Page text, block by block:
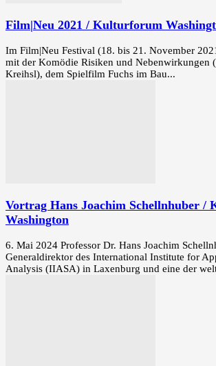
Film|Neu 2021 / Kulturforum
Im Film|Neu Festival (18. bis 21. November
mit der Komödie Risiken und Nebenwirkungen
Kreihsl), dem Spielfilm Fuchs im Bau...
Vortrag Hans Joachim Schellnhuber /
Washington
6. Mai 2024 Professor Dr. Hans Joachim
Generaldirektor des International Institute for
Analysis (IIASA) in Laxenburg und eine der